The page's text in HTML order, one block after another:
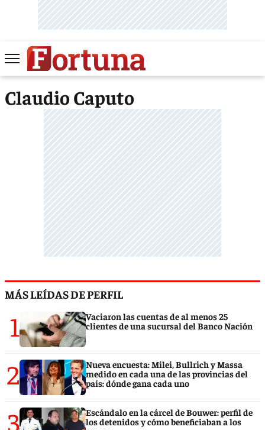
Claudio Caputo
MÁS LEÍDAS DE PERFIL
1
Vaciaron las cuentas de al menos 25
clientes de una sucursal del Banco Nación
2
Nueva encuesta: Milei, Bullrich y Massa
medido en cada una de las provincias del
país: dónde gana cada uno
3
Escándalo en la cárcel de Bouwer: perfil de
los detenidos y cómo beneficiaban a los